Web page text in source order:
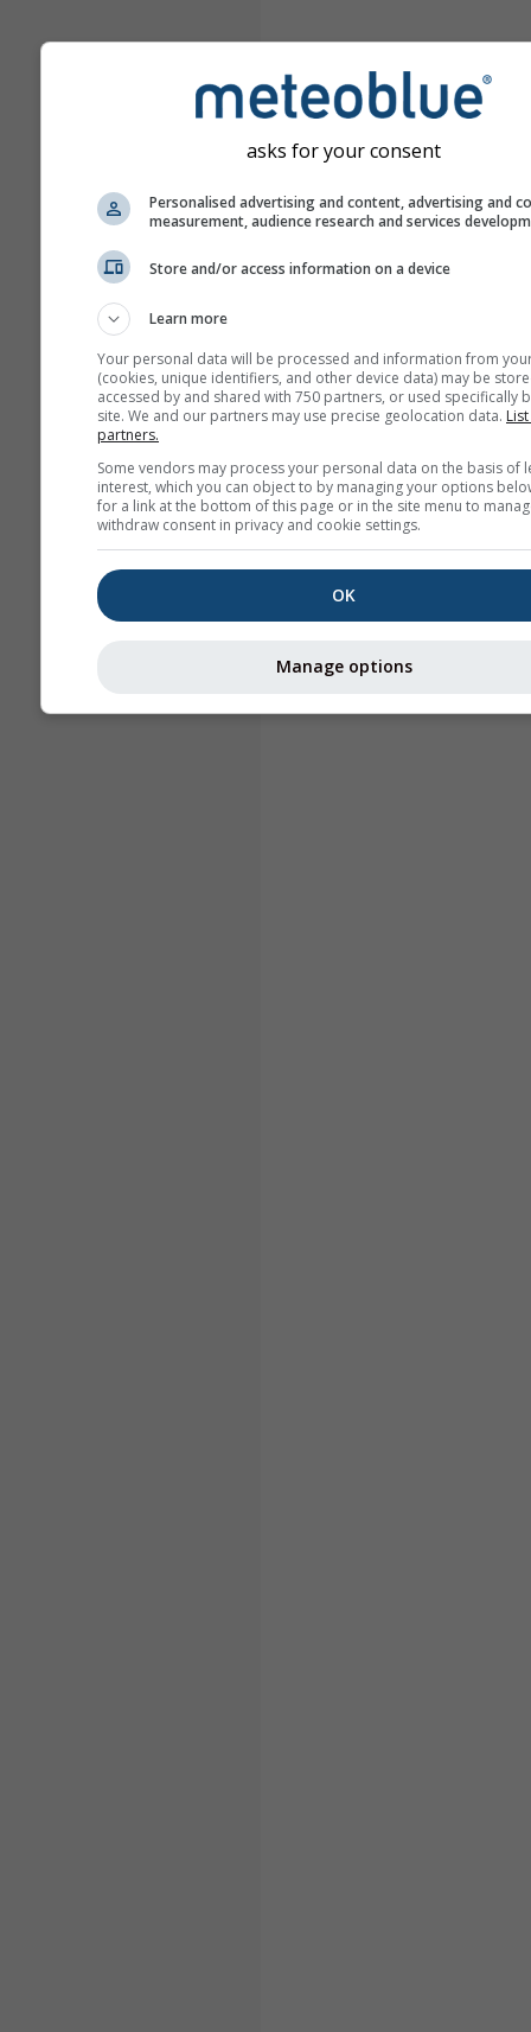
asks for your consent
Personalised advertising and content, advertising and
measurement, audience research and services
Store and/or access information on a device
Learn more
Your personal data will be processed and information from
(cookies, unique identifiers, and other device data) may be
accessed by and shared with 750 partners, or used specifically
site. We and our partners may use precise geolocation data.
partners.
Some vendors may process your personal data on the basis of
interest, which you can object to by managing your options
for a link at the bottom of this page or in the site menu to
withdraw consent in privacy and cookie settings.
OK
Manage options